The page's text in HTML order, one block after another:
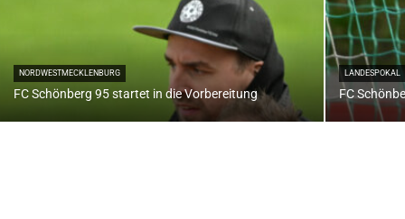
NORDWESTMECKLENBURG
FC Schönberg 95 startet in die Vorbereitung
LANDESPOKAL
FC